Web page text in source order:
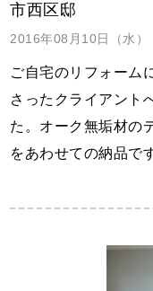
市西区邸
2016年08月10日（水）
ご自宅のリフォーム
さったクライアント
た。オーク無垢材の
をあわせての納品で